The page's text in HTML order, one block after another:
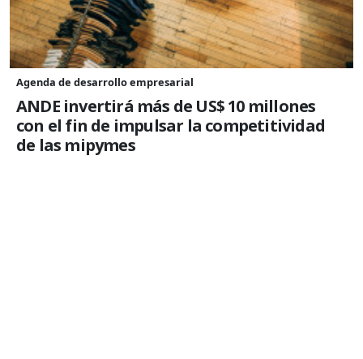
Agenda de desarrollo empresarial
ANDE invertirá más de US$ 10 millones
con el fin de impulsar la competitividad
de las mipymes